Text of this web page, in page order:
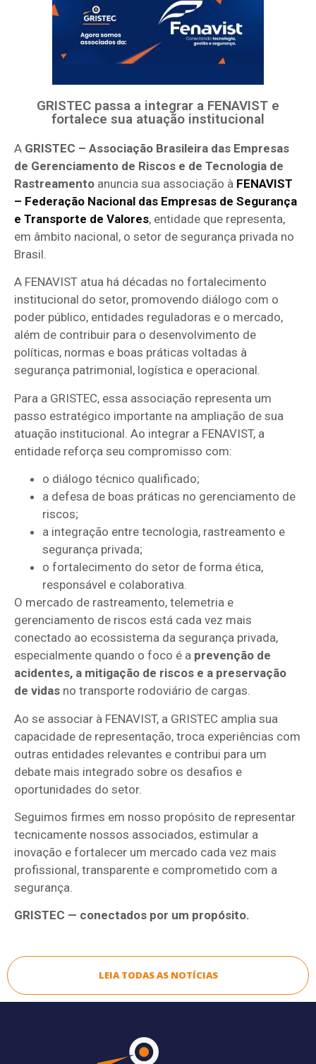
GRISTEC passa a integrar a FENAVIST e
fortalece sua atuação institucional
A GRISTEC – Associação Brasileira das Empresas
de Gerenciamento de Riscos e de Tecnologia de
Rastreamento anuncia sua associação à FENAVIST
– Federação Nacional das Empresas de Segurança
e Transporte de Valores, entidade que representa,
em âmbito nacional, o setor de segurança privada no
Brasil.
A FENAVIST atua há décadas no fortalecimento
institucional do setor, promovendo diálogo com o
poder público, entidades reguladoras e o mercado,
além de contribuir para o desenvolvimento de
políticas, normas e boas práticas voltadas à
segurança patrimonial, logística e operacional.
Para a GRISTEC, essa associação representa um
passo estratégico importante na ampliação de sua
atuação institucional. Ao integrar a FENAVIST, a
entidade reforça seu compromisso com:
o diálogo técnico qualificado;
a defesa de boas práticas no gerenciamento de
riscos;
a integração entre tecnologia, rastreamento e
segurança privada;
o fortalecimento do setor de forma ética,
responsável e colaborativa.
O mercado de rastreamento, telemetria e
gerenciamento de riscos está cada vez mais
conectado ao ecossistema da segurança privada,
especialmente quando o foco é a prevenção de
acidentes, a mitigação de riscos e a preservação
de vidas no transporte rodoviário de cargas.
Ao se associar à FENAVIST, a GRISTEC amplia sua
capacidade de representação, troca experiências com
outras entidades relevantes e contribui para um
debate mais integrado sobre os desafios e
oportunidades do setor.
Seguimos firmes em nosso propósito de representar
tecnicamente nossos associados, estimular a
inovação e fortalecer um mercado cada vez mais
profissional, transparente e comprometido com a
segurança.
GRISTEC — conectados por um propósito.
LEIA TODAS AS NOTÍCIAS